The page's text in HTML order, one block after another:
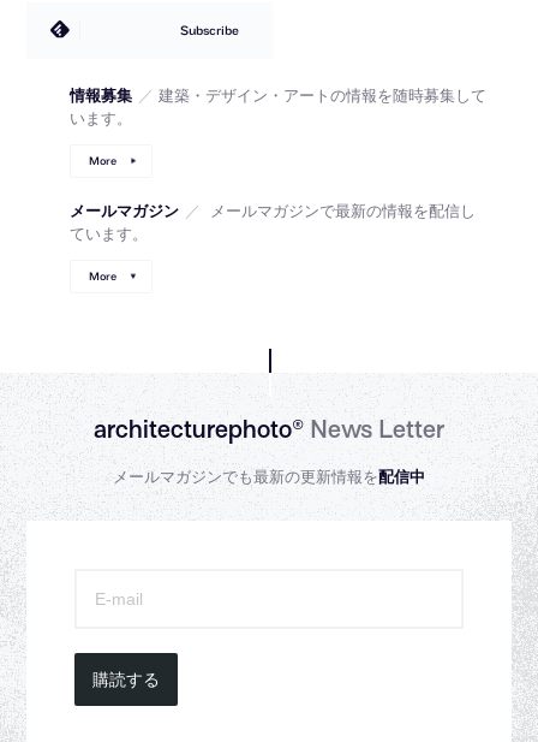
Subscribe
情報募集 ／ 建築・デザイン・アートの情報を随時募集して
います。
More
メールマガジン ／
メールマガジンで最新の情報を配信し
ています。
More
architecturephoto®News Letter
メールマガジンでも最新の更新情報を配信中
購読する